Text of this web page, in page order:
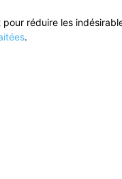
réduire les
.